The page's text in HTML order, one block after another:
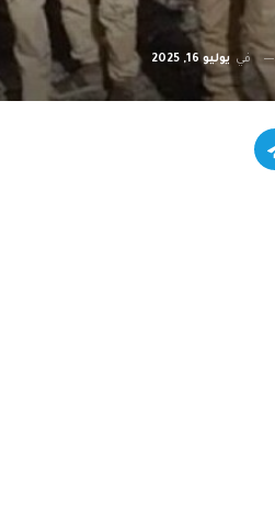
في يوليو 16, 2025